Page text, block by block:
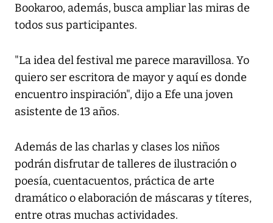
Bookaroo, además, busca ampliar las miras de
todos sus participantes.
"La idea del festival me parece maravillosa. Yo
quiero ser escritora de mayor y aquí es donde
encuentro inspiración", dijo a Efe una joven
asistente de 13 años.
Además de las charlas y clases los niños
podrán disfrutar de talleres de ilustración o
poesía, cuentacuentos, práctica de arte
dramático o elaboración de máscaras y títeres,
entre otras muchas actividades.